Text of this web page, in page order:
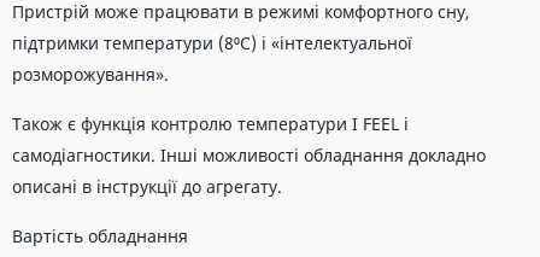
Пристрій може працювати в режимі комфортного сну,
підтримки температури (8⁰С) і «інтелектуальної
розморожування».
Також є функція контролю температури I FEEL і
самодіагностики. Інші можливості обладнання докладно
описані в інструкції до агрегату.
Вартість обладнання